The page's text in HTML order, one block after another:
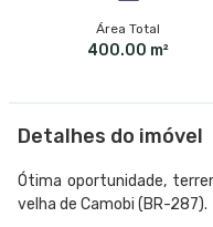
Área Total
400.00 m²
Detalhes do imóvel
Ótima oportunidade,
velha de Camobi (BR-287).